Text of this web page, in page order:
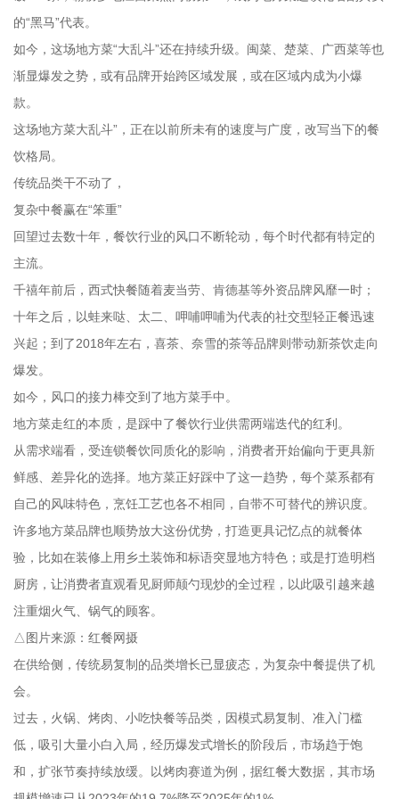
的“黑马”代表。
如今，这场地方菜“大乱斗”还在持续升级。闽菜、楚菜、广西菜等也
渐显爆发之势，或有品牌开始跨区域发展，或在区域内成为小爆
款。
这场地方菜大乱斗”，正在以前所未有的速度与广度，改写当下的餐
饮格局。
传统品类干不动了，
复杂中餐赢在“笨重”
回望过去数十年，餐饮行业的风口不断轮动，每个时代都有特定的
主流。
千禧年前后，西式快餐随着麦当劳、肯德基等外资品牌风靡一时；
十年之后，以蛙来哒、太二、呷哺呷哺为代表的社交型轻正餐迅速
兴起；到了2018年左右，喜茶、奈雪的茶等品牌则带动新茶饮走向
爆发。
如今，风口的接力棒交到了地方菜手中。
地方菜走红的本质，是踩中了餐饮行业供需两端迭代的红利。
从需求端看，受连锁餐饮同质化的影响，消费者开始偏向于更具新
鲜感、差异化的选择。地方菜正好踩中了这一趋势，每个菜系都有
自己的风味特色，烹饪工艺也各不相同，自带不可替代的辨识度。
许多地方菜品牌也顺势放大这份优势，打造更具记忆点的就餐体
验，比如在装修上用乡土装饰和标语突显地方特色；或是打造明档
厨房，让消费者直观看见厨师颠勺现炒的全过程，以此吸引越来越
注重烟火气、锅气的顾客。
△图片来源：红餐网摄
在供给侧，传统易复制的品类增长已显疲态，为复杂中餐提供了机
会。
过去，火锅、烤肉、小吃快餐等品类，因模式易复制、准入门槛
低，吸引大量小白入局，经历爆发式增长的阶段后，市场趋于饱
和，扩张节奏持续放缓。以烤肉赛道为例，据红餐大数据，其市场